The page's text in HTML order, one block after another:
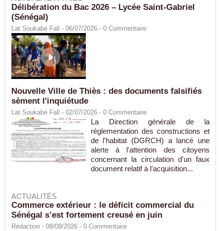
Délibération du Bac 2026 – Lycée Saint-Gabriel
(Sénégal)
Lat Soukabé Fall - 06/07/2026 - 0 Commentaire
Nouvelle Ville de Thiès : des documents falsifiés
sèment l'inquiétude
Lat Soukabé Fall - 02/07/2026 - 0 Commentaire
La Direction générale de la
réglementation des constructions et
de l'habitat (DGRCH) a lancé une
alerte à l'attention des citoyens
concernant la circulation d'un faux
document relatif à l'acquisition...
ACTUALITÉS
Commerce extérieur : le déficit commercial du
Sénégal s’est fortement creusé en juin
Rédaction - 08/08/2026 - 0 Commentaire